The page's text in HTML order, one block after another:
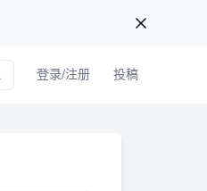
登录/注册 投稿